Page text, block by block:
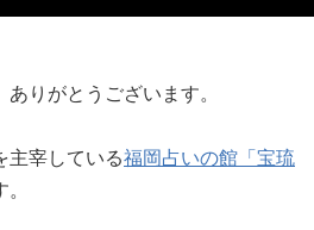
りがとうございます。
主宰している福岡占いの館「宝琉